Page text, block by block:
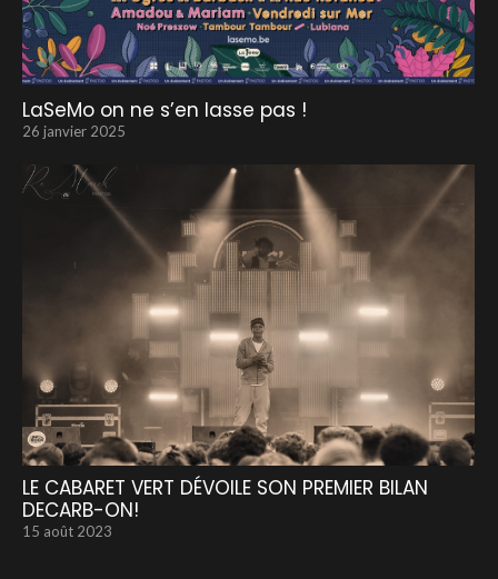
LaSeMo on ne s’en lasse pas !
26 janvier 2025
LE CABARET VERT DÉVOILE SON PREMIER BILAN
DECARB-ON!
15 août 2023